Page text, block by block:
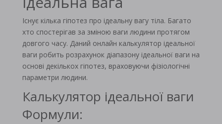
Існує кілька гіпотез про ідеальну вагу тіла. Багато
хто спостерігав за зміною ваги людини протягом
довгого часу. Даний онлайн калькулятор ідеальної
ваги робить розрахунок діапазону ідеальної ваги на
основі декількох гіпотез, враховуючи фізіологічні
параметри людини.
Калькулятор ідеальної ваги
Формули: